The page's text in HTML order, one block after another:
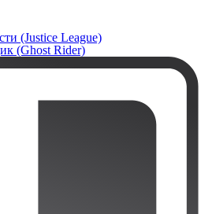
(Justice League)
(Ghost Rider)